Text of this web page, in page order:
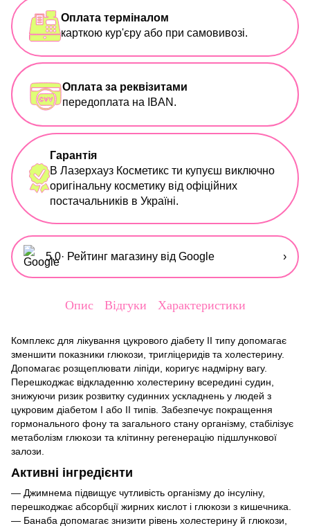
Оплата терміналом
карткою кур'єру або при самовивозі.
Оплата за реквізитами
передоплата на IBAN.
Гарантія
В Лазерхауз Косметикс ти купуєш виключно
оригінальну косметику від офіційних
постачальників в Україні.
5,0· Рейтинг магазину від Google ›
Опис Відгуки Характеристики
Комплекс для лікування цукрового діабету ІІ типу допомагає
зменшити показники глюкози, тригліцеридів та холестерину.
Допомагає розщеплювати ліпіди, коригує надмірну вагу.
Перешкоджає відкладенню холестерину всередині судин,
знижуючи ризик розвитку судинних ускладнень у людей з
цукровим діабетом І або ІІ типів. Забезпечує покращення
гормонального фону та загального стану організму, стабілізує
метаболізм глюкози та клітинну регенерацію підшлункової
залози.
Активні інгредієнти
— Джимнема підвищує чутливість організму до інсуліну,
перешкоджає абсорбції жирних кислот і глюкози з кишечника.
— Банаба допомагає знизити рівень холестерину й глюкози,